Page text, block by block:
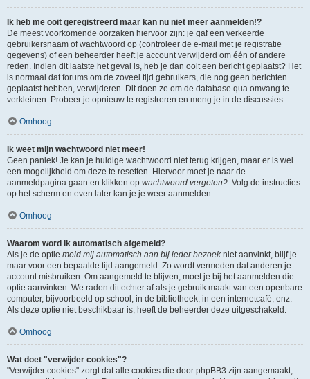
Ik heb me ooit geregistreerd maar kan nu niet meer aanmelden!?
De meest voorkomende oorzaken hiervoor zijn: je gaf een verkeerde
gebruikersnaam of wachtwoord op (controleer de e-mail met je registratie
gegevens) of een beheerder heeft je account verwijderd om één of andere
reden. Indien dit laatste het geval is, heb je dan ooit een bericht geplaatst? Het
is normaal dat forums om de zoveel tijd gebruikers, die nog geen berichten
geplaatst hebben, verwijderen. Dit doen ze om de database qua omvang te
verkleinen. Probeer je opnieuw te registreren en meng je in de discussies.
Omhoog
Ik weet mijn wachtwoord niet meer!
Geen paniek! Je kan je huidige wachtwoord niet terug krijgen, maar er is wel
een mogelijkheid om deze te resetten. Hiervoor moet je naar de
aanmeldpagina gaan en klikken op wachtwoord vergeten?. Volg de instructies
op het scherm en even later kan je je weer aanmelden.
Omhoog
Waarom word ik automatisch afgemeld?
Als je de optie meld mij automatisch aan bij ieder bezoekniet aanvinkt, blijf je
maar voor een bepaalde tijd aangemeld. Zo wordt vermeden dat anderen je
account misbruiken. Om aangemeld te blijven, moet je bij het aanmelden die
optie aanvinken. We raden dit echter af als je gebruik maakt van een openbare
computer, bijvoorbeeld op school, in de bibliotheek, in een internetcafé, enz.
Als deze optie niet beschikbaar is, heeft de beheerder deze uitgeschakeld.
Omhoog
Wat doet "verwijder cookies"?
"Verwijder cookies" zorgt dat alle cookies die door phpBB3 zijn aangemaakt,